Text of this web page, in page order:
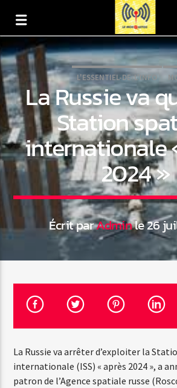
En ce moment
Artiste
07:00 22:00
L'ESSENTIEL-DE-L'INFO
La Russie va
Station
internationale
2024 »
Écrit parAdminle 26
La Russie va arrêter d’exploiter la
internationale (ISS) « après 2024 », a
patron de l’Agence spatiale russe